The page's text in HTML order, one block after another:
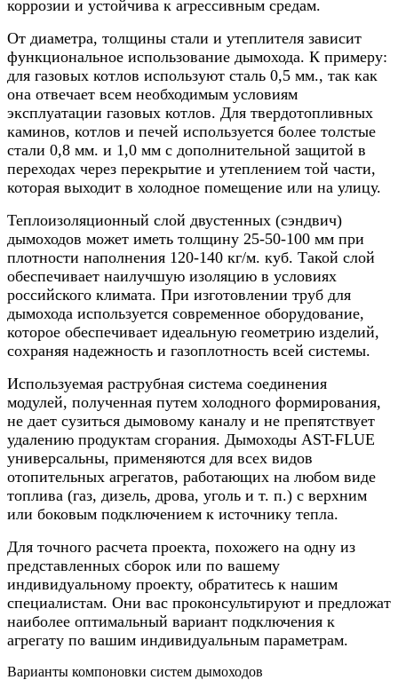
коррозии и устойчива к агрессивным средам.
От диаметра, толщины стали и утеплителя зависит
функциональное использование дымохода. К примеру:
для газовых котлов используют сталь 0,5 мм., так как
она отвечает всем необходимым условиям
эксплуатации газовых котлов. Для твердотопливных
каминов, котлов и печей используется более толстые
стали 0,8 мм. и 1,0 мм с дополнительной защитой в
переходах через перекрытие и утеплением той части,
которая выходит в холодное помещение или на улицу.
Теплоизоляционный слой двустенных (сэндвич)
дымоходов может иметь толщину 25-50-100 мм при
плотности наполнения 120-140 кг/м. куб. Такой слой
обеспечивает наилучшую изоляцию в условиях
российского климата. При изготовлении труб для
дымохода используется современное оборудование,
которое обеспечивает идеальную геометрию изделий,
сохраняя надежность и газоплотность всей системы.
Используемая раструбная система соединения
модулей, полученная путем холодного формирования,
не дает сузиться дымовому каналу и не препятствует
удалению продуктам сгорания. Дымоходы AST-FLUE
универсальны, применяются для всех видов
отопительных агрегатов, работающих на любом виде
топлива (газ, дизель, дрова, уголь и т. п.) с верхним
или боковым подключением к источнику тепла.
Для точного расчета проекта, похожего на одну из
представленных сборок или по вашему
индивидуальному проекту, обратитесь к нашим
специалистам. Они вас проконсультируют и предложат
наиболее оптимальный вариант подключения к
агрегату по вашим индивидуальным параметрам.
Варианты компоновки систем дымоходов